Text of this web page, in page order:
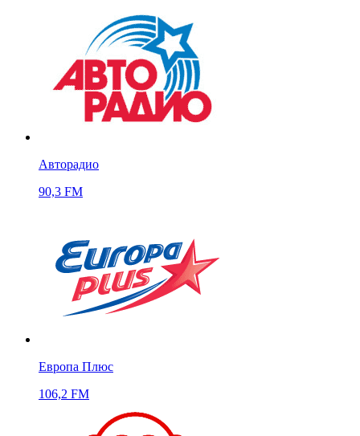
Авторадио
90,3 FM
Европа Плюс
106,2 FM